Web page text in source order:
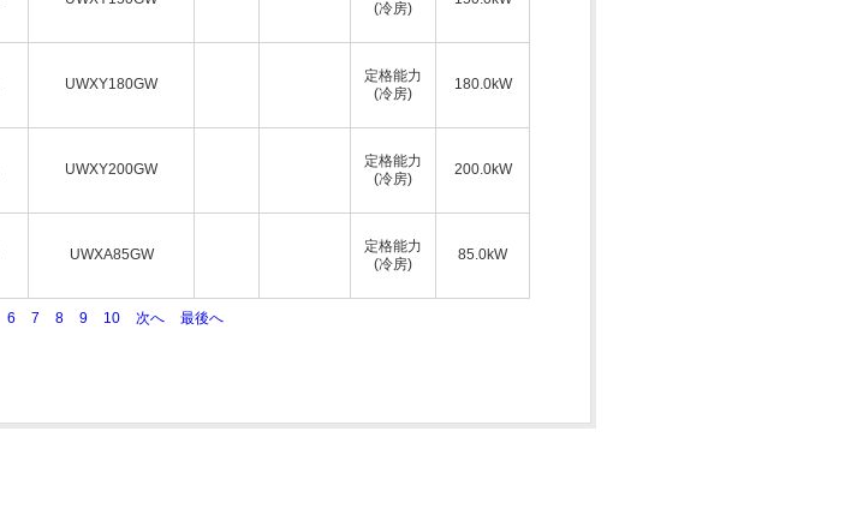
(冷房)
UWXY180GW
定格能力
(冷房)
180.0kW
UWXY200GW
定格能力
(冷房)
200.0kW
UWXA85GW
定格能力
(冷房)
85.0kW
6 7 8 9 10 次へ 最後へ